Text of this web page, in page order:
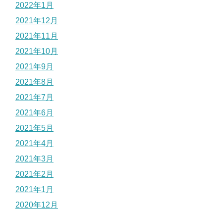
2022年1月
2021年12月
2021年11月
2021年10月
2021年9月
2021年8月
2021年7月
2021年6月
2021年5月
2021年4月
2021年3月
2021年2月
2021年1月
2020年12月